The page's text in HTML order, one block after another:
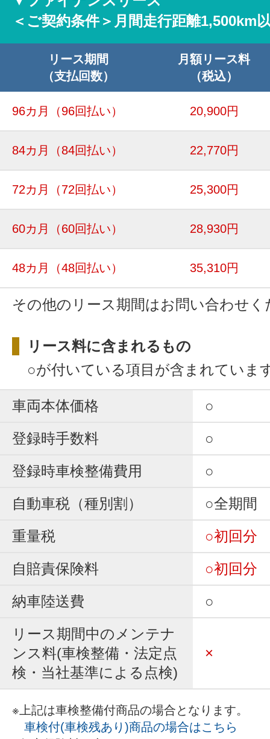
＜ご契約条件＞月間走行距離1,500km
リース期間
（支払回数）
月額リース料
（税込）
96カ月 （96回払い） 20,900円
84カ月 （84回払い） 22,770円
72カ月 （72回払い） 25,300円
60カ月 （60回払い） 28,930円
48カ月 （48回払い） 35,310円
その他のリース期間はお問い合わせく
リース料に含まれるもの
○が付いている項目が含まれていま
車両本体価格
○
登録時手数料
○
登録時車検整備費用
○
自動車税（種別割）
○全期間
重量税
○初回分
自賠責保険料
○初回分
納車陸送費
○
リース期間中のメンテナ
ンス料(車検整備・法定点
検・当社基準による点検)
×
※上記は車検整備付商品の場合となります。
車検付(車検残あり)商品の場合はこちら